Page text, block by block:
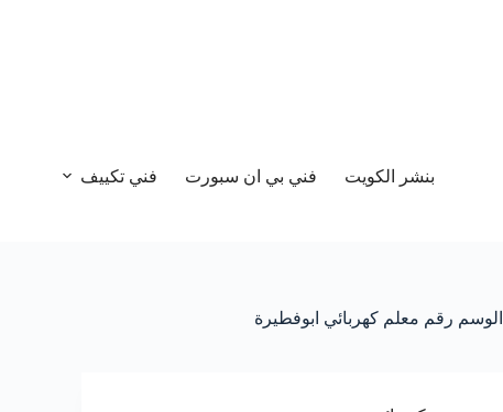
بنشر الكويت فني بي ان سبورت فني تكييف
الوسم رقم معلم كهربائي ابوفطيرة